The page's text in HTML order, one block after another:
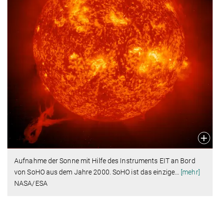
Aufnahme der Sonne mit Hilfe des Instruments EIT an Bord
von SoHO aus dem Jahre 2000. SoHO ist das einzige…
[mehr]
NASA/ESA